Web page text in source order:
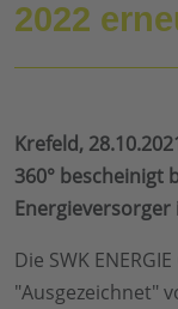
2022
Krefeld,
360° bescheinigt
Die SWK
"Ausgezeichnet"